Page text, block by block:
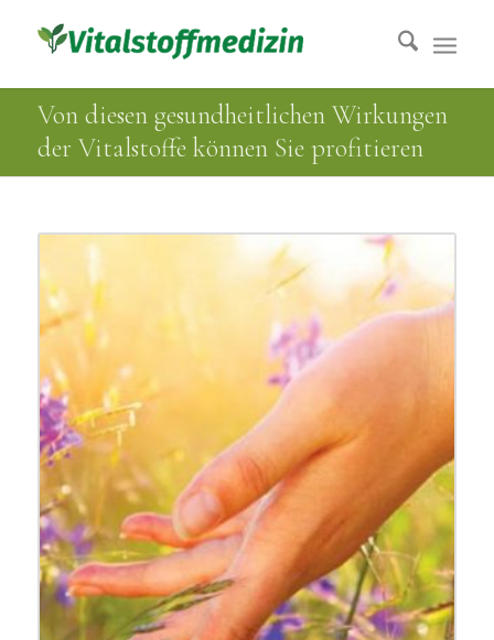
Von diesen gesundheitlichen Wirkungen
der Vitalstoffe können Sie profitieren